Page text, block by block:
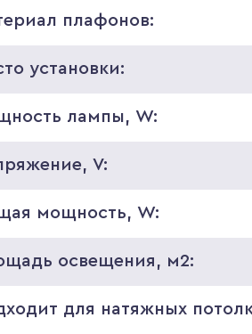
плафонов:
установки:
лампы, W:
V:
мощность, W:
освещения, м2:
для натяжных